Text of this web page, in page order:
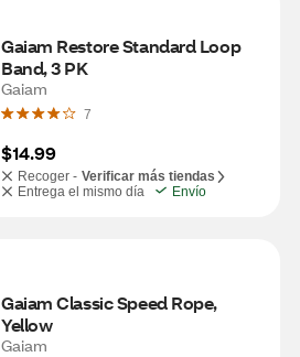
Gaiam Restore Standard Loop
Band, 3 PK
Gaiam
7
$14.99
Recoger - Verificar más tiendas
Entrega el mismo día
Envío
Gaiam Classic Speed Rope,
Yellow
Gaiam